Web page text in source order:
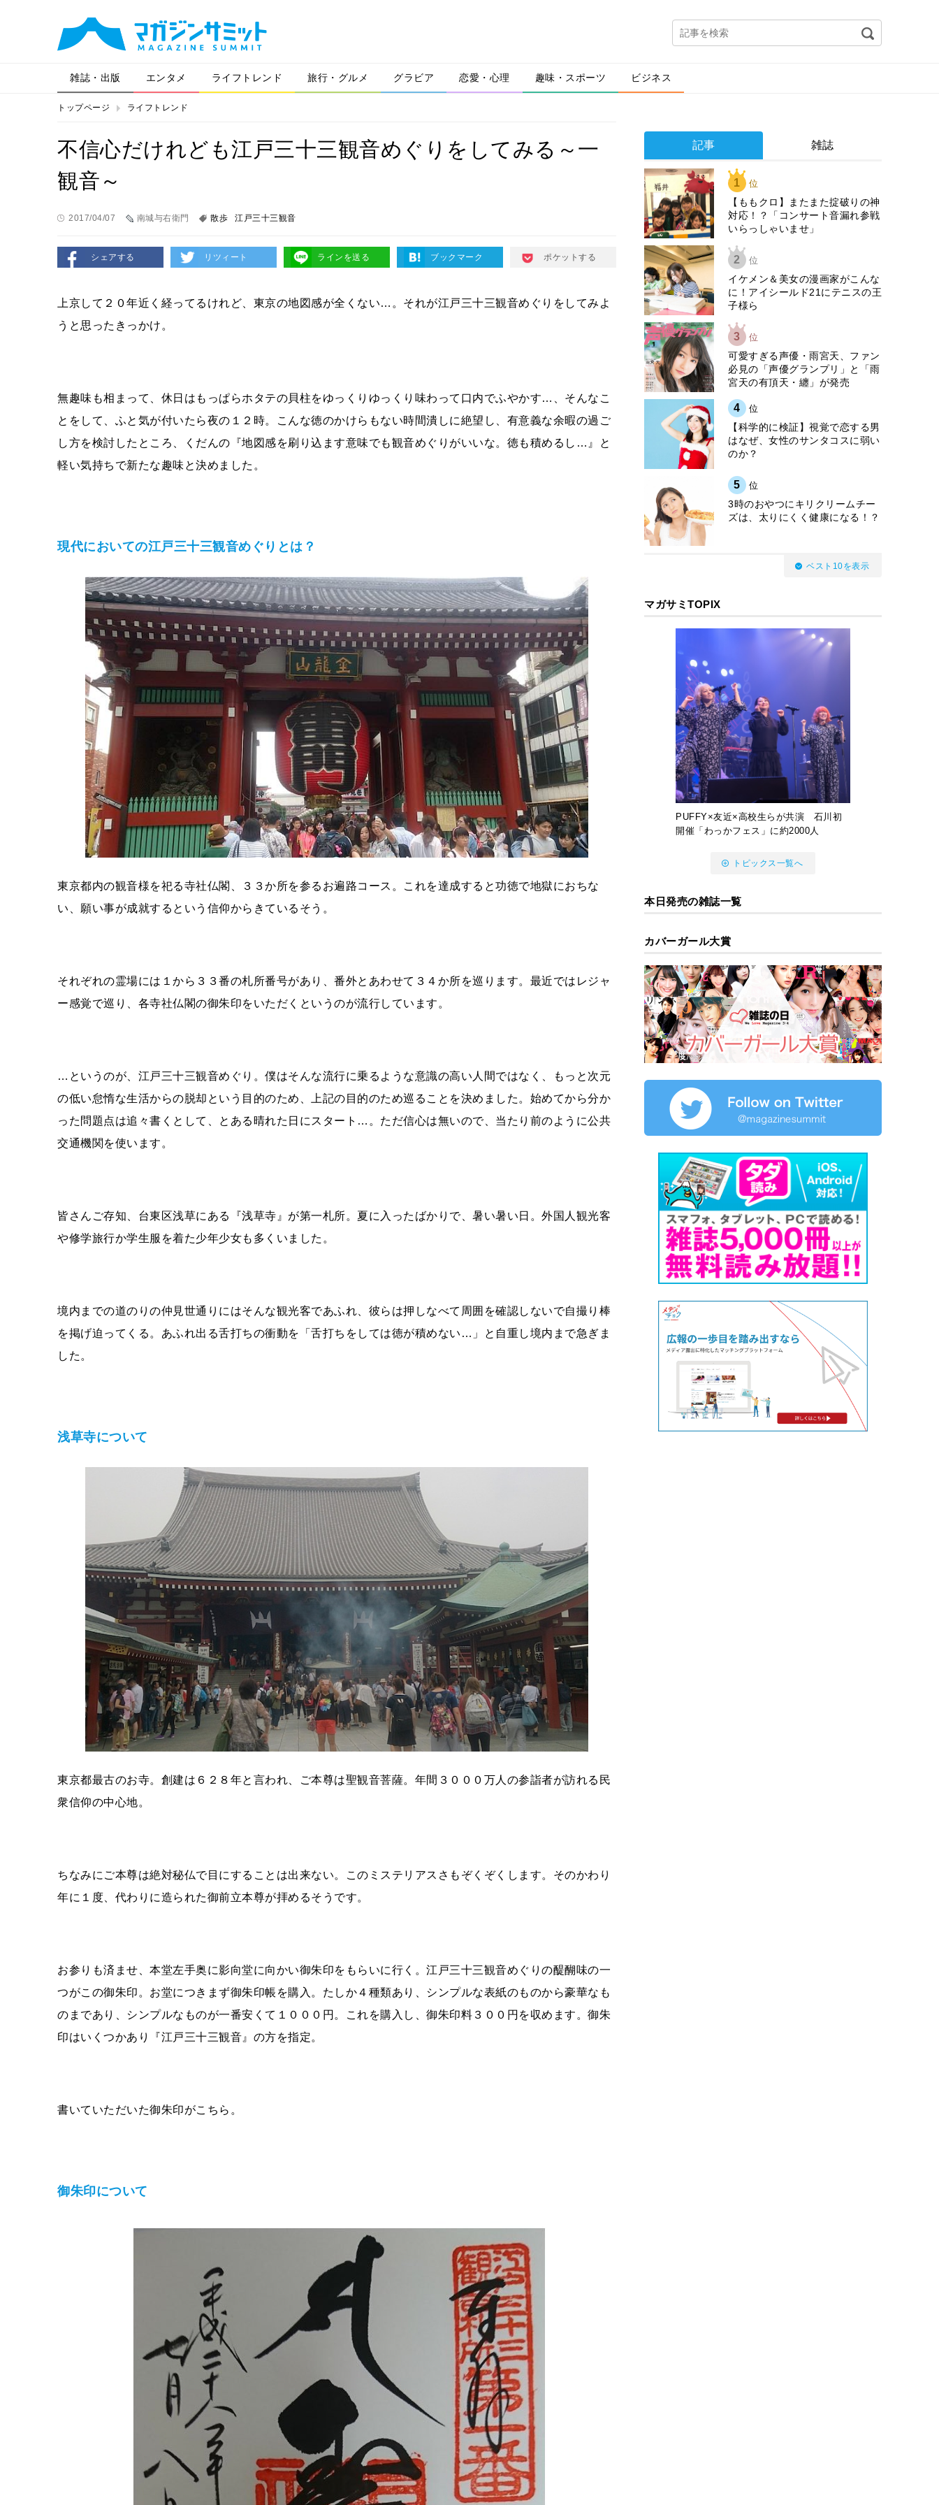
雑誌・出版 エンタメ ライフトレンド 旅行・グルメ グラビア 恋愛・心理 趣味・スポーツ ビジネス
トップページ ライフトレンド
不信心だけれども江戸三十三観音めぐりをしてみる～一
観音～
2017/04/07 南城与右衛門 散歩 江戸三十三観音
シェアする リツィート ラインを送る ブックマーク ポケットする
上京して２０年近く経ってるけれど、東京の地図感が全くない…。それが江戸三十三観音めぐりをしてみよ
うと思ったきっかけ。
無趣味も相まって、休日はもっぱらホタテの貝柱をゆっくりゆっくり味わって口内でふやかす…、そんなこ
とをして、ふと気が付いたら夜の１２時。こんな徳のかけらもない時間潰しに絶望し、有意義な余暇の過ご
し方を検討したところ、くだんの『地図感を刷り込ます意味でも観音めぐりがいいな。徳も積めるし…』と
軽い気持ちで新たな趣味と決めました。
現代においての江戸三十三観音めぐりとは？
東京都内の観音様を祀る寺社仏閣、３３か所を参るお遍路コース。これを達成すると功徳で地獄におちな
い、願い事が成就するという信仰からきているそう。
それぞれの霊場には１から３３番の札所番号があり、番外とあわせて３４か所を巡ります。最近ではレジャ
ー感覚で巡り、各寺社仏閣の御朱印をいただくというのが流行しています。
…というのが、江戸三十三観音めぐり。僕はそんな流行に乗るような意識の高い人間ではなく、もっと次元
の低い怠惰な生活からの脱却という目的のため、上記の目的のため巡ることを決めました。始めてから分か
った問題点は追々書くとして、とある晴れた日にスタート…。ただ信心は無いので、当たり前のように公共
交通機関を使います。
皆さんご存知、台東区浅草にある『浅草寺』が第一札所。夏に入ったばかりで、暑い暑い日。外国人観光客
や修学旅行か学生服を着た少年少女も多くいました。
境内までの道のりの仲見世通りにはそんな観光客であふれ、彼らは押しなべて周囲を確認しないで自撮り棒
を掲げ迫ってくる。あふれ出る舌打ちの衝動を「舌打ちをしては徳が積めない…」と自重し境内まで急ぎま
した。
浅草寺について
東京都最古のお寺。創建は６２８年と言われ、ご本尊は聖観音菩薩。年間３０００万人の参詣者が訪れる民
衆信仰の中心地。
ちなみにご本尊は絶対秘仏で目にすることは出来ない。このミステリアスさもぞくぞくします。そのかわり
年に１度、代わりに造られた御前立本尊が拝めるそうです。
お参りも済ませ、本堂左手奥に影向堂に向かい御朱印をもらいに行く。江戸三十三観音めぐりの醍醐味の一
つがこの御朱印。お堂につきまず御朱印帳を購入。たしか４種類あり、シンプルな表紙のものから豪華なも
のまであり、シンプルなものが一番安くて１０００円。これを購入し、御朱印料３００円を収めます。御朱
印はいくつかあり『江戸三十三観音』の方を指定。
書いていただいた御朱印がこちら。
御朱印について
記事 雑誌
1 位
【ももクロ】またまた掟破りの神
対応！？「コンサート音漏れ参戦
いらっしゃいませ」
2 位
イケメン＆美女の漫画家がこんな
に！アイシールド21にテニスの王
子様ら
3 位
可愛すぎる声優・雨宮天、ファン
必見の「声優グランプリ」と「雨
宮天の有頂天・纏」が発売
4 位
【科学的に検証】視覚で恋する男
はなぜ、女性のサンタコスに弱い
のか？
5 位
3時のおやつにキリクリームチー
ズは、太りにくく健康になる！？
ベスト10を表示
マガサミTOPIX
PUFFY×友近×高校生らが共演 石川初
開催「わっかフェス」に約2000人
トピックス一覧へ
本日発売の雑誌一覧
カバーガール大賞